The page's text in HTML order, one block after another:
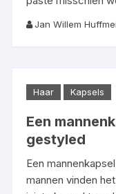
Jan Willem
Haar Kapsels
Een
gestyled
Een
mannen vinden